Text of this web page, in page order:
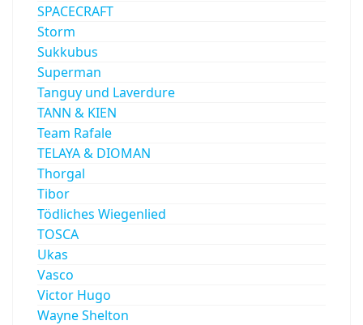
SPACECRAFT
Storm
Sukkubus
Superman
Tanguy und Laverdure
TANN & KIEN
Team Rafale
TELAYA & DIOMAN
Thorgal
Tibor
Tödliches Wiegenlied
TOSCA
Ukas
Vasco
Victor Hugo
Wayne Shelton